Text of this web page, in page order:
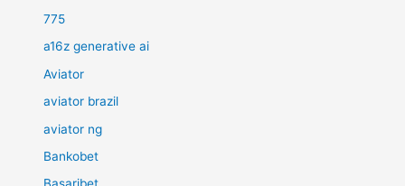
775
a16z generative ai
Aviator
aviator brazil
aviator ng
Bankobet